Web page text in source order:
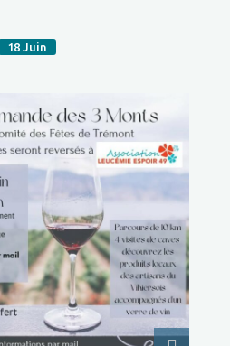
18 Juin